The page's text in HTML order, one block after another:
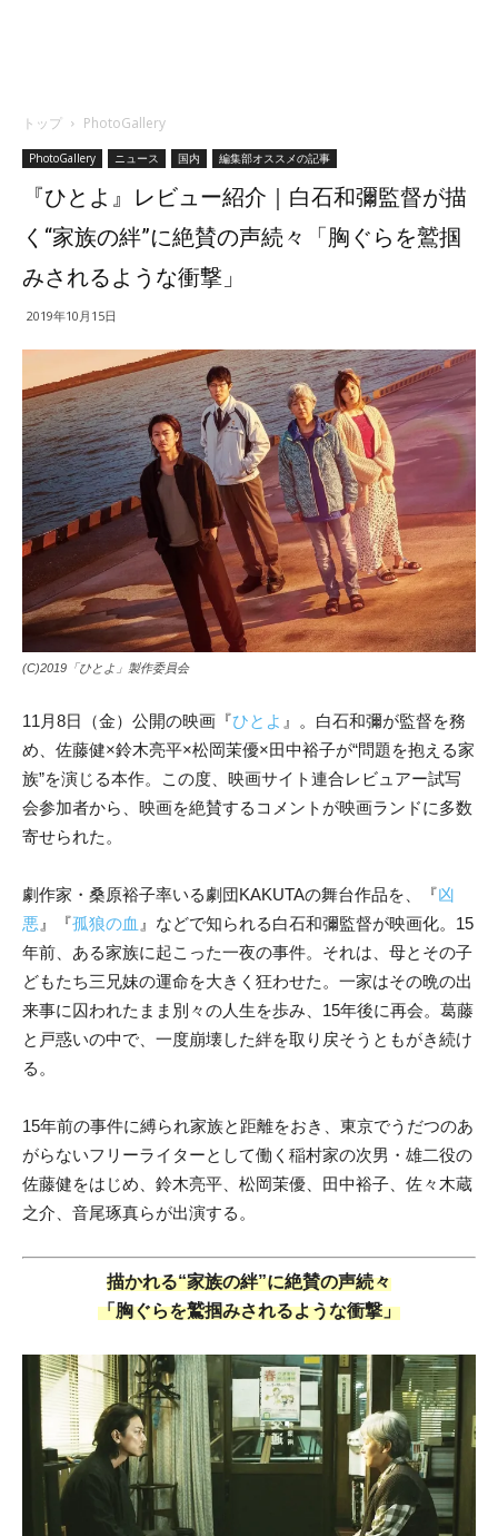
トップ PhotoGallery
PhotoGallery ニュース 国内 編集部オススメの記事
『ひとよ』レビュー紹介｜白石和彌監督が描
く“家族の絆”に絶賛の声続々「胸ぐらを鷲掴
みされるような衝撃」
2019年10月15日
(C)2019「ひとよ」製作委員会
11月8日（金）公開の映画『ひとよ 』。白石和彌が監督を務
め、佐藤健×鈴木亮平×松岡茉優×田中裕子が“問題を抱える家
族”を演じる本作。この度、映画サイト連合レビュアー試写
会参加者から、映画を絶賛するコメントが映画ランドに多数
寄せられた。
劇作家・桑原裕子率いる劇団KAKUTAの舞台作品を、『凶
悪 』『孤狼の血 』などで知られる白石和彌監督が映画化。15
年前、ある家族に起こった一夜の事件。それは、母とその子
どもたち三兄妹の運命を大きく狂わせた。一家はその晩の出
来事に囚われたまま別々の人生を歩み、15年後に再会。葛藤
と戸惑いの中で、一度崩壊した絆を取り戻そうともがき続け
る。
15年前の事件に縛られ家族と距離をおき、東京でうだつのあ
がらないフリーライターとして働く稲村家の次男・雄二役の
佐藤健をはじめ、鈴木亮平、松岡茉優、田中裕子、佐々木蔵
之介、音尾琢真らが出演する。
描かれる“家族の絆”に絶賛の声続々
「胸ぐらを鷲掴みされるような衝撃」